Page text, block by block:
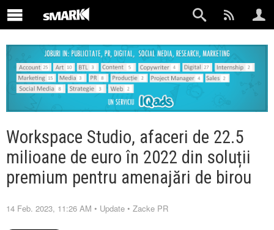
Workspace Studio, afaceri de 22.5
milioane de euro în 2022 din soluții
premium pentru amenajări de birou
14 Feb. 2023, 11:26 AM • Update • Zacke PR